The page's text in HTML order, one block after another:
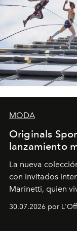
MODA
Originals
lanzamiento
La nueva
con invitados
Marinetti, quien
fusiona moda y
30.07.2026 por